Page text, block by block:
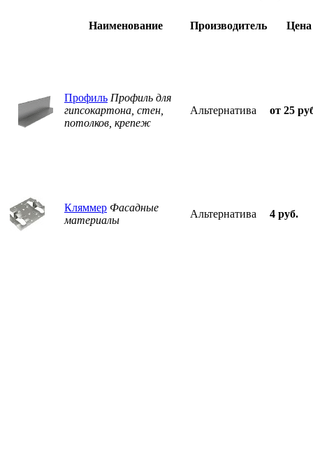
Наименование Производитель Цена
Профиль Профиль для
гипсокартона, стен,
потолков, крепеж
Альтернатива от 25
Кляммер Фасадные
материалы
Альтернатива 4 руб.